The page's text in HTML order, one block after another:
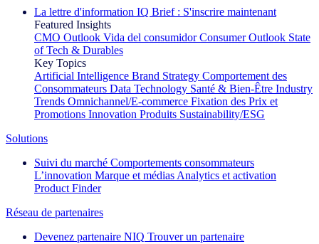
La lettre d'information IQ Brief : S'inscrire maintenant
Featured Insights
CMO Outlook Vida del consumidor Consumer Outlook State
of Tech & Durables
Key Topics
Artificial Intelligence Brand Strategy Comportement des
Consommateurs Data Technology Santé & Bien-Être Industry
Trends Omnichannel/E-commerce Fixation des Prix et
Promotions Innovation Produits Sustainability/ESG
Solutions
Suivi du marché Comportements consommateurs
L’innovation Marque et médias Analytics et activation
Product Finder
Réseau de partenaires
Devenez partenaire NIQ Trouver un partenaire